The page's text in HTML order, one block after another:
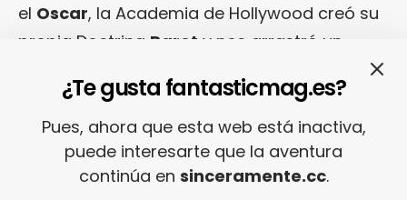
el Oscar, la Academia de Hollywood creó su
propia Doctrina Parot y nos arrastró un
promoción y unos ingredientes muy
concretos, los Weinstein, ese agujero negro
del cine comercial americano de hoy en día,
establecieron definitivamente (no lo
¿Te gusta fantasticmag.es?
Pues, ahora que esta web está inactiva,
puede interesarte que la aventura
continúa en sinceramente.cc.